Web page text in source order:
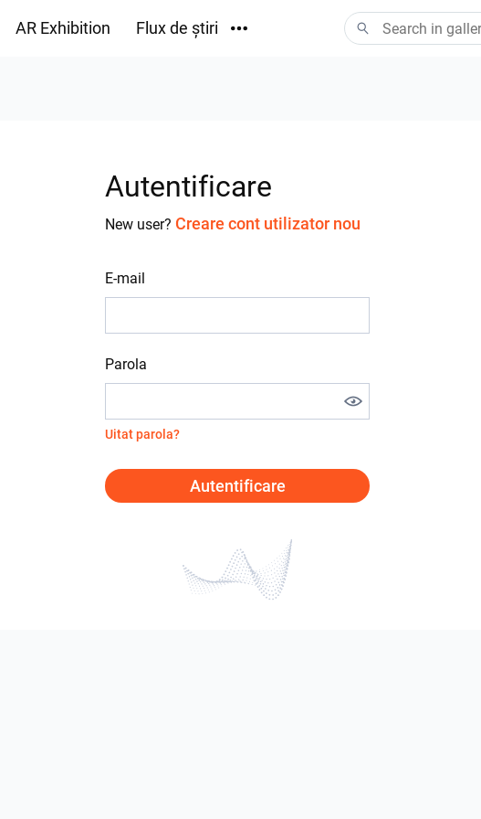
AR Exhibition Flux de știri
Autentificare
New user? Creare cont utilizator nou
E-mail
Parola
Uitat parola?
Autentificare